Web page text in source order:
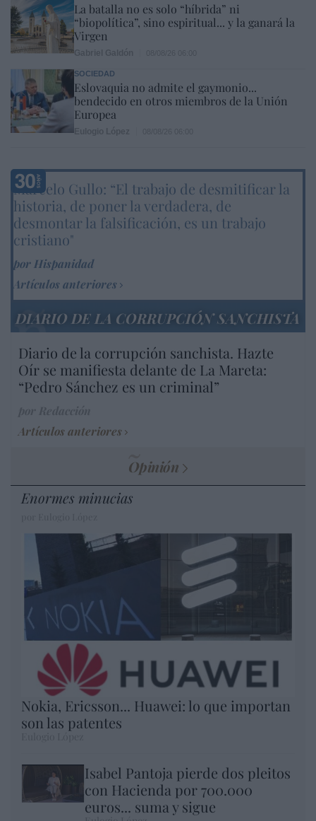
La batalla no es solo “híbrida” ni
“biopolítica”, sino espiritual... y la ganará la
Virgen
SOCIEDAD
Eslovaquia no admite el gaymonio...
bendecido en otros miembros de la Unión
Europea
Marcelo Gullo: “El trabajo de desmitificar la
historia, de poner la verdadera, de
desmontar la falsificación, es un trabajo
cristiano"
por Hispanidad
Artículos anteriores
DIARIO DE LA CORRUPCIÓN SANCHISTA
Diario de la corrupción sanchista. Hazte
Oír se manifiesta delante de La Mareta:
“Pedro Sánchez es un criminal”
Artículos anteriores
Opinión
Enormes minucias
Nokia, Ericsson... Huawei: lo que importan
son las patentes
Isabel Pantoja pierde dos pleitos
con Hacienda por 700.000
euros... suma y sigue